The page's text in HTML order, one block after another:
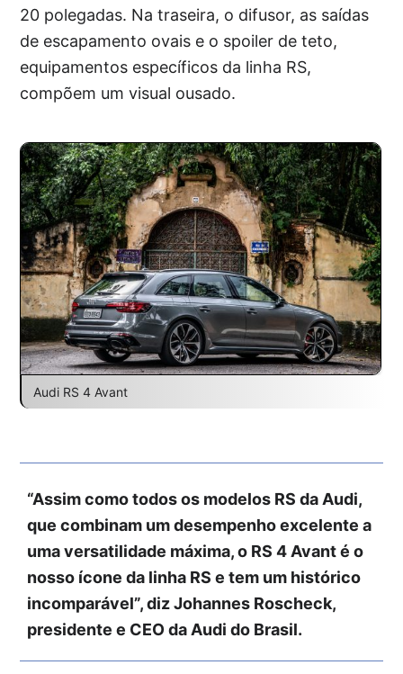
20 polegadas. Na traseira, o difusor, as saídas
de escapamento ovais e o spoiler de teto,
equipamentos específicos da linha RS,
compõem um visual ousado.
Audi RS 4 Avant
“Assim como todos os modelos RS da Audi,
que combinam um desempenho excelente a
uma versatilidade máxima, o RS 4 Avant é o
nosso ícone da linha RS e tem um histórico
incomparável”, diz Johannes Roscheck,
presidente e CEO da Audi do Brasil.